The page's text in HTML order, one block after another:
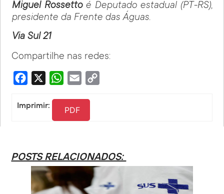
Miguel Rossettoé Deputado estadual (PT-RS),
presidente da Frente das Águas.
Via Sul 21
Compartilhe nas redes:
Facebook WhatsApp
Email
Imprimir: PDF
POSTS RELACIONADOS: